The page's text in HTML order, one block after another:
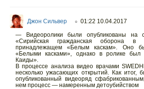
Джон Сильвер ○ 01:22 10.04.2017
— Видеоролики были опубликованы на
«Сирийская гражданская оборона в
принадлежащем «Белым каскам». Оно
«Белыми касками», однако в ролике
Каиды».
В процессе анализа видео врачами
несколько ужасающих открытий. Как итог,
опубликованный видеоряд
нем процесс — намеренным детоубийством